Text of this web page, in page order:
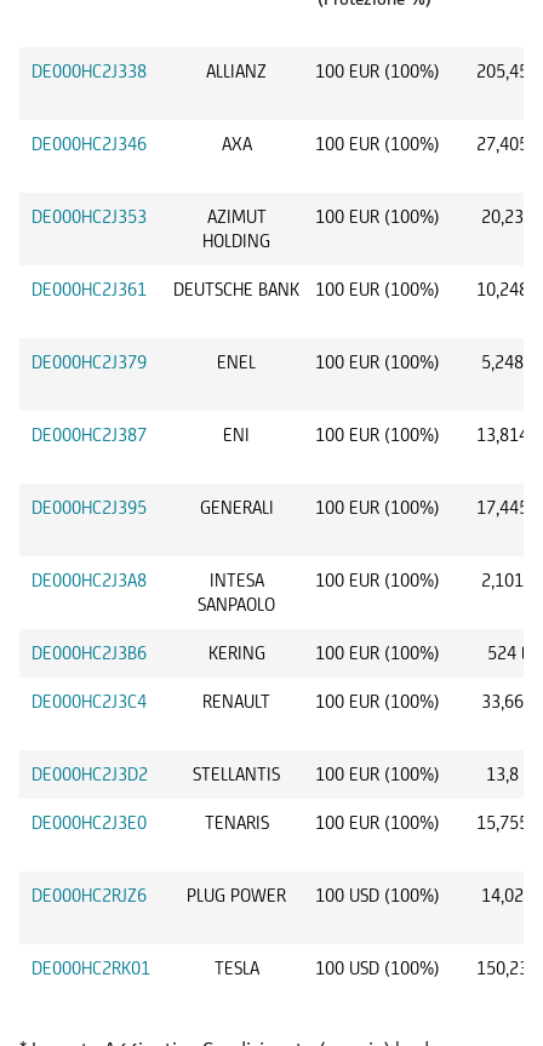
DE000HC2J338 ALLIANZ 100 EUR (100%) 205,45
DE000HC2J346 AXA 100 EUR (100%) 27,405
DE000HC2J353
AZIMUT
HOLDING
100 EUR (100%) 20,23
DE000HC2J361 DEUTSCHE BANK 100 EUR (100%) 10,248
DE000HC2J379 ENEL 100 EUR (100%) 5,248
DE000HC2J387 ENI 100 EUR (100%) 13,814
DE000HC2J395 GENERALI 100 EUR (100%) 17,445
DE000HC2J3A8
INTESA
SANPAOLO
100 EUR (100%) 2,101
DE000HC2J3B6 KERING 100 EUR (100%) 524
DE000HC2J3C4 RENAULT 100 EUR (100%) 33,66
DE000HC2J3D2 STELLANTIS 100 EUR (100%) 13,8
DE000HC2J3E0 TENARIS 100 EUR (100%) 15,755
DE000HC2RJZ6 PLUG POWER 100 USD (100%) 14,02
DE000HC2RK01 TESLA 100 USD (100%) 150,23